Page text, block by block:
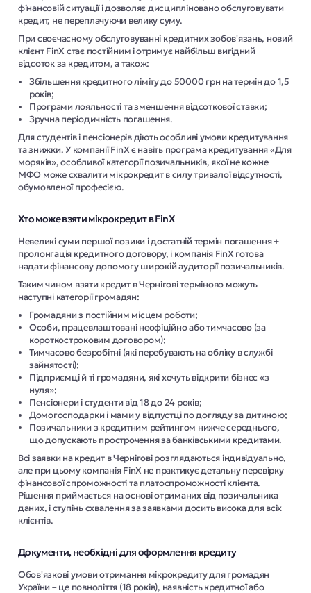
фінансовій ситуації і дозволяє дисципліновано обслуговувати
кредит, не переплачуючи велику суму.
При своєчасному обслуговуванні кредитних зобов'язань, новий
клієнт FinX стає постійним і отримує найбільш вигідний
відсоток за кредитом, а також:
Збільшення кредитного ліміту до 50000 грн на термін до 1,5
років;
Програми лояльності та зменшення відсоткової ставки;
Зручна періодичність погашення.
Для студентів і пенсіонерів діють особливі умови кредитування
та знижки. У компанії FinX є навіть програма кредитування «Для
моряків», особливої ​​категорії позичальників, якої не кожне
МФО може схвалити мікрокредит в силу тривалої відсутності,
обумовленої професією.
Хто може взяти мікрокредит в FinX
Невеликі суми першої позики і достатній термін погашення +
пролонгація кредитного договору, і компанія FinX готова
надати фінансову допомогу широкій аудиторії позичальників.
Таким чином взяти кредит в Чернігові терміново можуть
наступні категорії громадян:
Громадяни з постійним місцем роботи;
Особи, працевлаштовані неофіційно або тимчасово (за
короткостроковим договором);
Тимчасово безробітні (які перебувають на обліку в службі
зайнятості);
Підприємці й ті громадяни, які хочуть відкрити бізнес «з
нуля»;
Пенсіонери і студенти від 18 до 24 років;
Домогосподарки і мами у відпустці по догляду за дитиною;
Позичальники з кредитним рейтингом нижче середнього,
що допускають прострочення за банківськими кредитами.
Всі заявки на кредит в Чернігові розглядаються індивідуально,
але при цьому компанія FinX не практикує детальну перевірку
фінансової спроможності та платоспроможності клієнта.
Рішення приймається на основі отриманих від позичальника
даних, і ступінь схвалення за заявками досить висока для всіх
клієнтів.
Документи, необхідні для оформлення кредиту
Обов'язкові умови отримання мікрокредиту для громадян
України – це повноліття (18 років), наявність кредитної або